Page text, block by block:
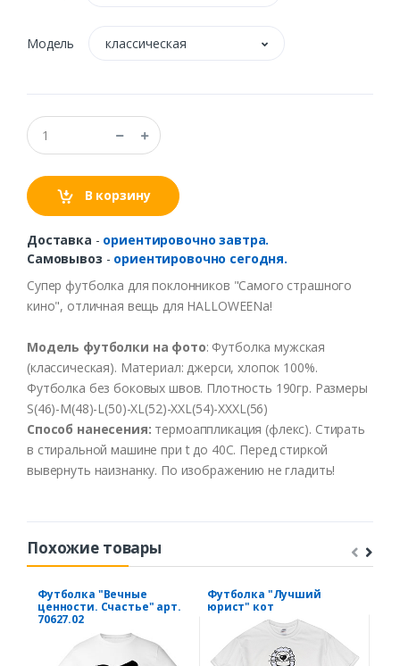
Модель классическая
В корзину
Доставка - ориентировочно завтра.
Самовывоз - ориентировочно сегодня.
Супер футболка дляпоклонников "Самого страшного
кино", отличная вещь для HALLOWEENa!
Модель футболки на фото: Футболка мужская
(классическая). Материал:джерси,хлопок 100%.
Футболка без боковых швов. Плотность 190гр. Размеры
S(46)-M(48)-L(50)-XL(52)-XXL(54)-XXXL(56)
Способ нанесения: термоаппликация (флекс). Стирать
в стиральной машине при tдо 40С. Перед стиркой
вывернуть наизнанку. По изображению не гладить!
Похожие товары
Футболка "Вечные
ценности. Счастье" арт.
70627.02
Футболка "Лучший
юрист" кот